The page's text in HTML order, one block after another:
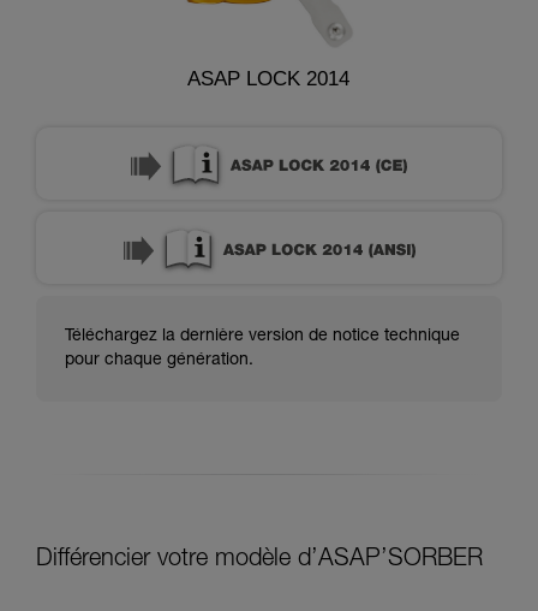
ASAP LOCK 2014
Téléchargez la dernière version de notice technique
pour chaque génération.
Différencier votre modèle d’ASAP’SORBER